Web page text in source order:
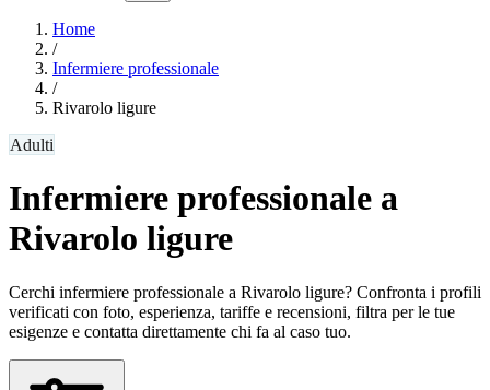
Home
/
Infermiere professionale
/
Rivarolo ligure
Adulti
Infermiere professionale a
Rivarolo ligure
Cerchi infermiere professionale a Rivarolo ligure? Confronta i profili
verificati con foto, esperienza, tariffe e recensioni, filtra per le tue
esigenze e contatta direttamente chi fa al caso tuo.